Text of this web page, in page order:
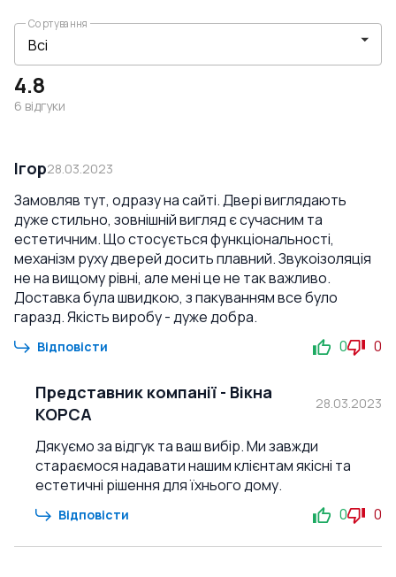
4.8
6 відгуки
Сортування
Ігор28.03.2023
Замовляв тут, одразу на сайті. Двері виглядають
дуже стильно, зовнішній вигляд є сучасним та
естетичним. Що стосується функціональності,
механізм руху дверей досить плавний. Звукоізоляція
не на вищому рівні, але мені це не так важливо.
Доставка була швидкою, з пакуванням все було
гаразд. Якість виробу - дуже добра.
Відповісти 0 0
Представник компанії - Вікна
КОРСА
28.03.2023
Дякуємо за відгук та ваш вибір. Ми завжди
стараємося надавати нашим клієнтам якісні та
естетичні рішення для їхнього дому.
Відповісти 0 0